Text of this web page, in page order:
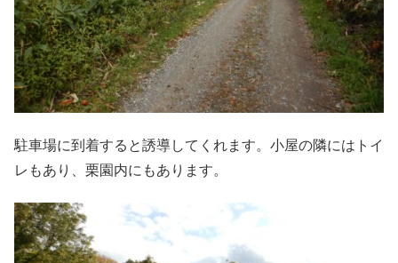
駐車場に到着すると誘導してくれます。小屋の隣にはトイ
レもあり、栗園内にもあります。